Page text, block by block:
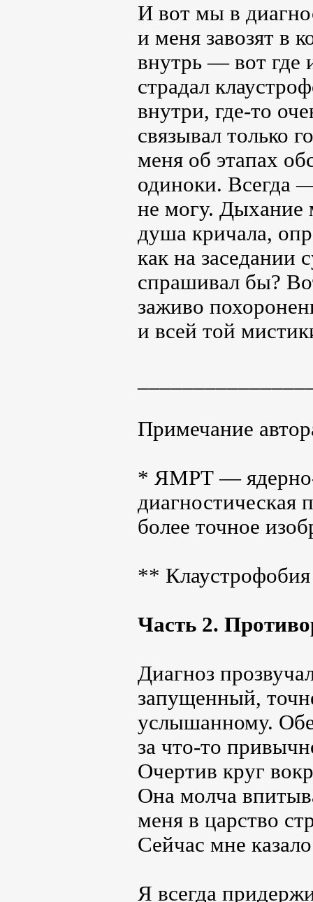
И вот мы в
и меня завозят в
внутрь ― вот где
страдал
внутри, где-то
связывал только
меня об этапах
одиноки. Всегда
не могу. Дыхание
душа кричала,
как на заседании
спрашивал бы?
заживо
и всей той
Примечание
* ЯМРТ ― ядерно-
диагностическая
более точное
**
Часть 2.
Диагноз
запущенный,
услышанному.
за что-то
Очертив круг
Она молча
меня в царство
Сейчас мне
Я всегда